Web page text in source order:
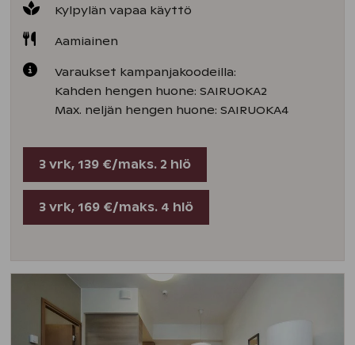
Kylpylän vapaa käyttö
Aamiainen
Varaukset kampanjakoodeilla:
Kahden hengen huone: SAIRUOKA2
Max. neljän hengen huone: SAIRUOKA4
3 vrk, 139 €/maks. 2 hlö
3 vrk, 169 €/maks. 4 hlö